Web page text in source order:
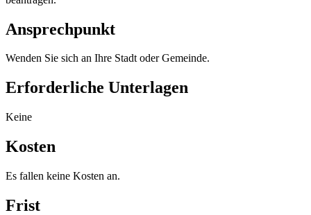
Ansprechpunkt
Wenden Sie sich an Ihre Stadt oder Gemeinde.
Erforderliche Unterlagen
Keine
Kosten
Es fallen keine Kosten an.
Frist